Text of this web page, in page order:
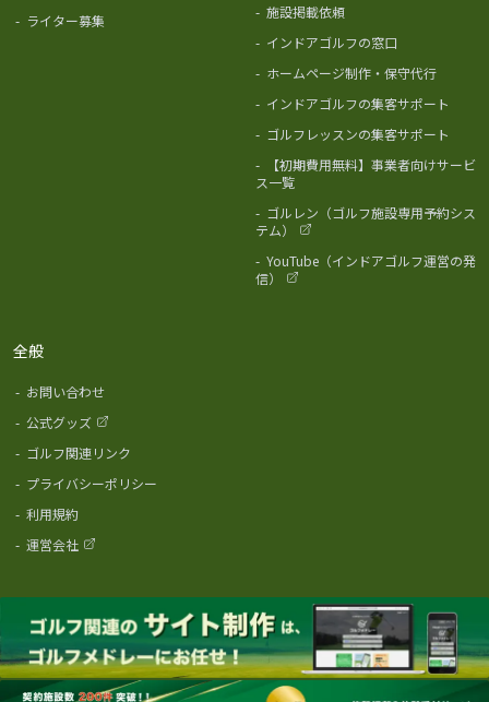
- ライター募集 - 施設掲載依頼
- インドアゴルフの窓口
- ホームページ制作・保守代行
- インドアゴルフの集客サポート
- ゴルフレッスンの集客サポート
-
【初期費用無料】事業者向けサービ
ス一覧
- ゴルレン（ゴルフ施設専用予約シス
テム）
- YouTube（インドアゴルフ運営の発
信）
全般
- お問い合わせ
- 公式グッズ
- ゴルフ関連リンク
- プライバシーポリシー
- 利用規約
- 運営会社